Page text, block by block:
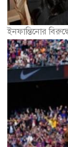
ইনফান্তিনোর